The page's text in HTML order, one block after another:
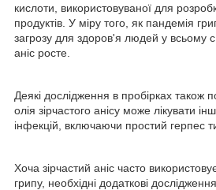
кислоти, використовуваної для
продуктів. У міру того, як пандемія
загрозу для здоров'я людей у ​​всьому
аніс росте.
Деякі дослідження в пробірках також
олія зірчастого анісу може лікувати
інфекцій, включаючи простий герпес
Хоча зірчастий аніс часто
грипу, необхідні додаткові